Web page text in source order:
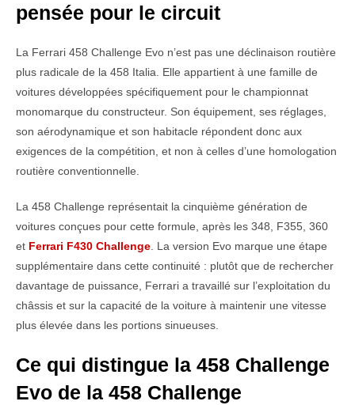
pensée pour le circuit
La Ferrari 458 Challenge Evo n’est pas une déclinaison routière
plus radicale de la 458 Italia. Elle appartient à une famille de
voitures développées spécifiquement pour le championnat
monomarque du constructeur. Son équipement, ses réglages,
son aérodynamique et son habitacle répondent donc aux
exigences de la compétition, et non à celles d’une homologation
routière conventionnelle.
La 458 Challenge représentait la cinquième génération de
voitures conçues pour cette formule, après les 348, F355, 360
et Ferrari F430 Challenge. La version Evo marque une étape
supplémentaire dans cette continuité : plutôt que de rechercher
davantage de puissance, Ferrari a travaillé sur l’exploitation du
châssis et sur la capacité de la voiture à maintenir une vitesse
plus élevée dans les portions sinueuses.
Ce qui distingue la 458 Challenge
Evo de la 458 Challenge